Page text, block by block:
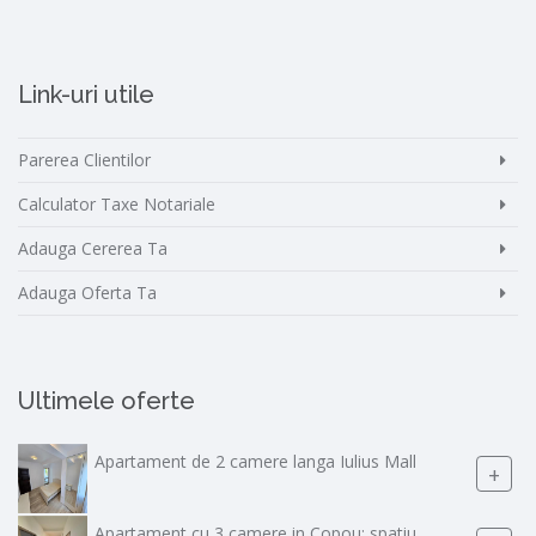
Link-uri utile
Parerea Clientilor
Calculator Taxe Notariale
Adauga Cererea Ta
Adauga Oferta Ta
Ultimele oferte
Apartament de 2 camere langa Iulius Mall +